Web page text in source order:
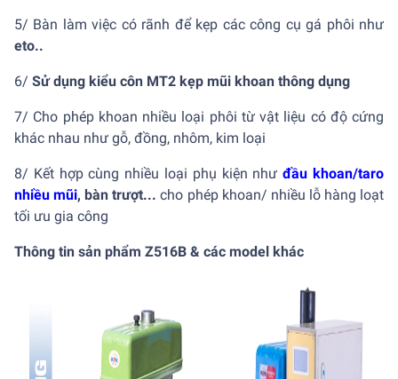
5/ Bàn làm việc có rãnh để kẹp các công cụ gá phôi như
eto..
6/ Sử dụng kiểu côn MT2 kẹp mũi khoan thông dụng
7/ Cho phép khoan nhiều loại phôi từ vật liệu có độ cứng
khác nhau như gỗ, đồng, nhôm, kim loại
8/ Kết hợp cùng nhiều loại phụ kiện như đầu khoan/taro
nhiều mũi, bàn trượt...cho phép khoan/ nhiều lỗ hàng loạt
tối ưu gia công
Thông tin sản phẩm Z516B & các model khác